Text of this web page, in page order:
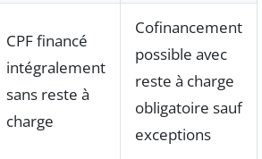
CPF financé
intégralement
sans reste à
charge
Cofinancement
possible avec
reste à charge
obligatoire sauf
exceptions